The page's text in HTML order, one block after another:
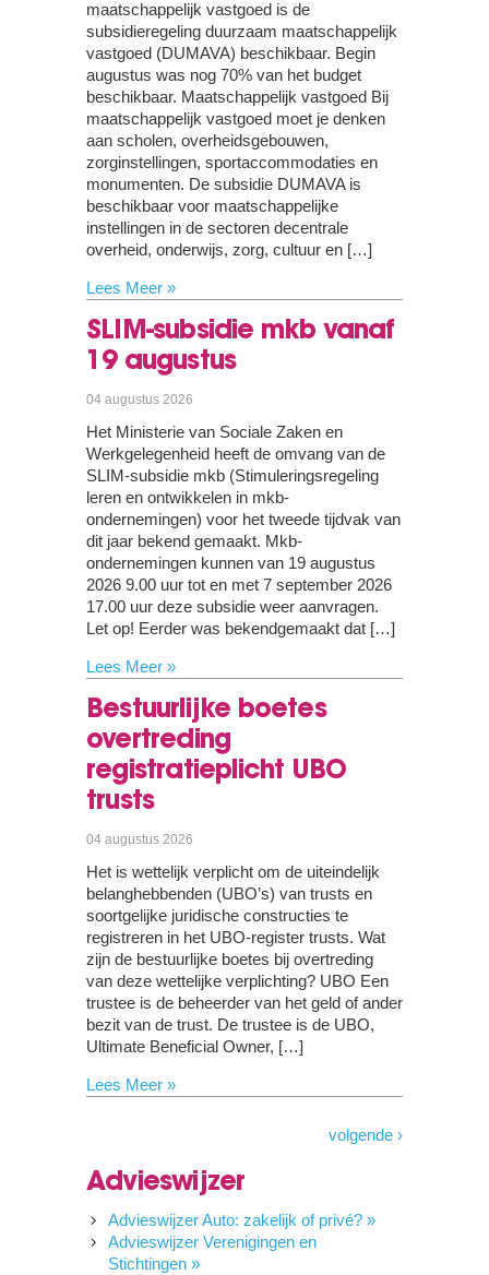
maatschappelijk vastgoed is de
subsidieregeling duurzaam maatschappelijk
vastgoed (DUMAVA) beschikbaar. Begin
augustus was nog 70% van het budget
beschikbaar. Maatschappelijk vastgoed Bij
maatschappelijk vastgoed moet je denken
aan scholen, overheidsgebouwen,
zorginstellingen, sportaccommodaties en
monumenten. De subsidie DUMAVA is
beschikbaar voor maatschappelijke
instellingen in de sectoren decentrale
overheid, onderwijs, zorg, cultuur en […]
Lees Meer »
SLIM-subsidie mkb vanaf
19 augustus
04 augustus 2026
Het Ministerie van Sociale Zaken en
Werkgelegenheid heeft de omvang van de
SLIM-subsidie mkb (Stimuleringsregeling
leren en ontwikkelen in mkb-
ondernemingen) voor het tweede tijdvak van
dit jaar bekend gemaakt. Mkb-
ondernemingen kunnen van 19 augustus
2026 9.00 uur tot en met 7 september 2026
17.00 uur deze subsidie weer aanvragen.
Let op! Eerder was bekendgemaakt dat […]
Lees Meer »
Bestuurlijke boetes
overtreding
registratieplicht UBO
trusts
04 augustus 2026
Het is wettelijk verplicht om de uiteindelijk
belanghebbenden (UBO’s) van trusts en
soortgelijke juridische constructies te
registreren in het UBO-register trusts. Wat
zijn de bestuurlijke boetes bij overtreding
van deze wettelijke verplichting? UBO Een
trustee is de beheerder van het geld of ander
bezit van de trust. De trustee is de UBO,
Ultimate Beneficial Owner, […]
Lees Meer »
volgende ›
Advieswijzer
Advieswijzer Auto: zakelijk of privé? »
Advieswijzer Verenigingen en
Stichtingen »